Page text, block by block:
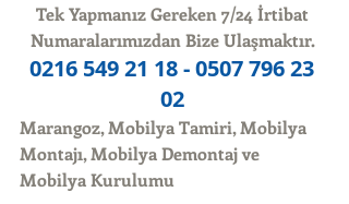
Tek Yapmanız Gereken 7/24 İrtibat
Numaralarımızdan Bize Ulaşmaktır.
0216 549 21 18 - 0507 796 23
02
Marangoz, Mobilya Tamiri, Mobilya
Montajı, Mobilya Demontaj ve
Mobilya Kurulumu